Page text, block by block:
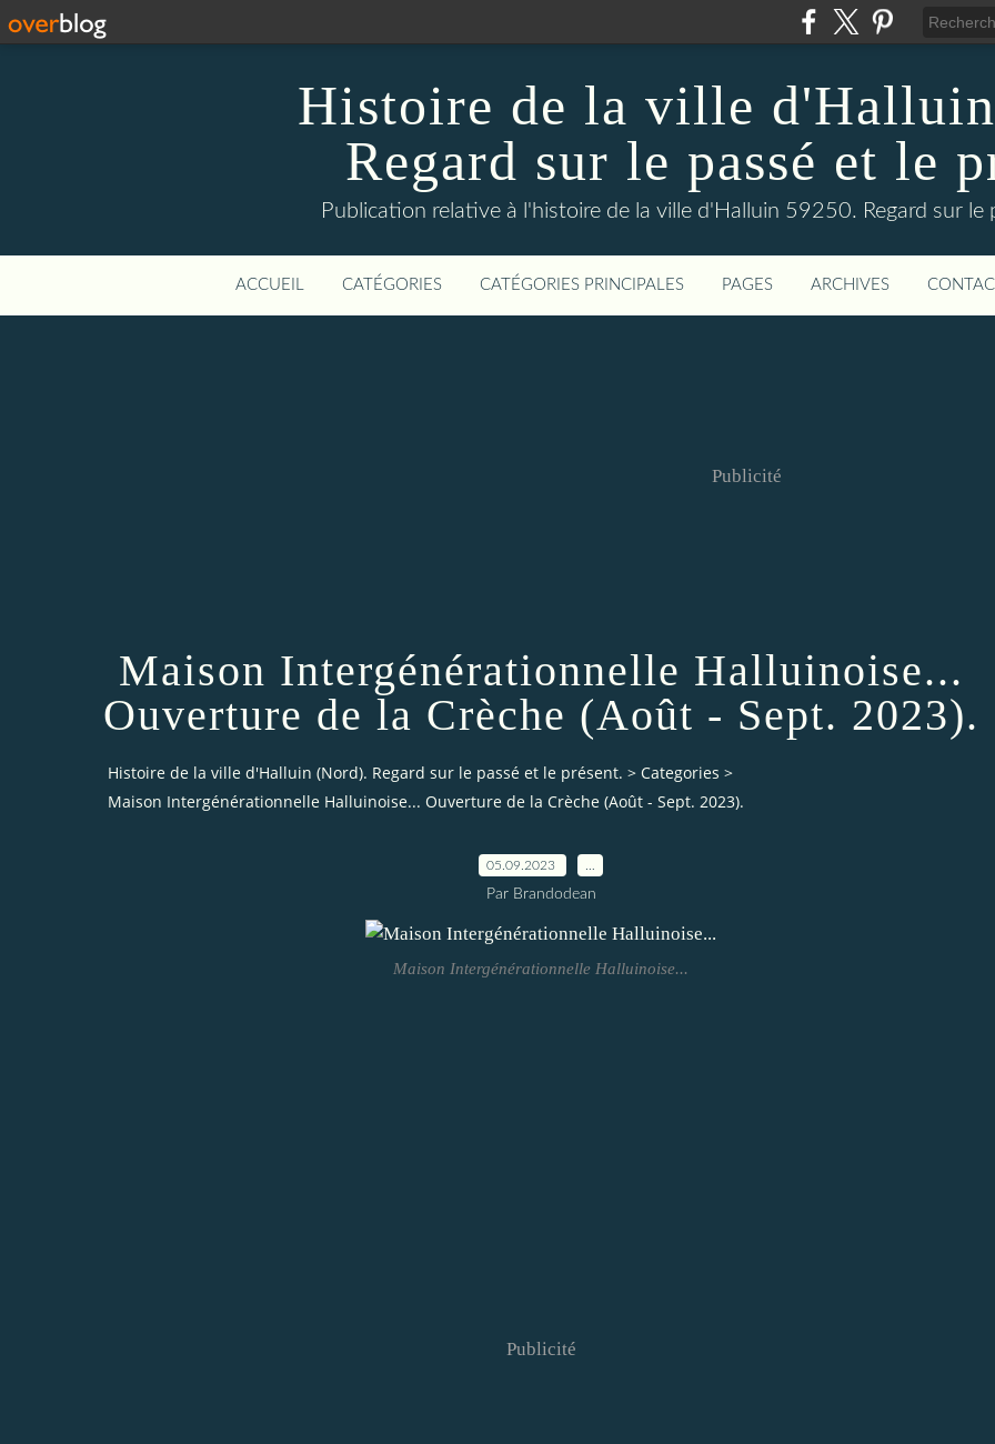
Histoire de la ville
Regard sur le passé et le
Publication relative à l'histoire de la ville d'Halluin 59250. Regard sur le
ACCUEIL CATÉGORIES CATÉGORIES PRINCIPALES PAGES ARCHIVES
Publicité
Maison Intergénérationnelle Halluinoise...
Ouverture de la Crèche (Août - Sept. 2023).
Histoire de la ville d'Halluin (Nord). Regard sur le passé et le présent. > Categories >
Maison Intergénérationnelle Halluinoise... Ouverture de la Crèche (Août - Sept. 2023).
05.09.2023
Par Brandodean
Maison Intergénérationnelle Halluinoise...
Publicité